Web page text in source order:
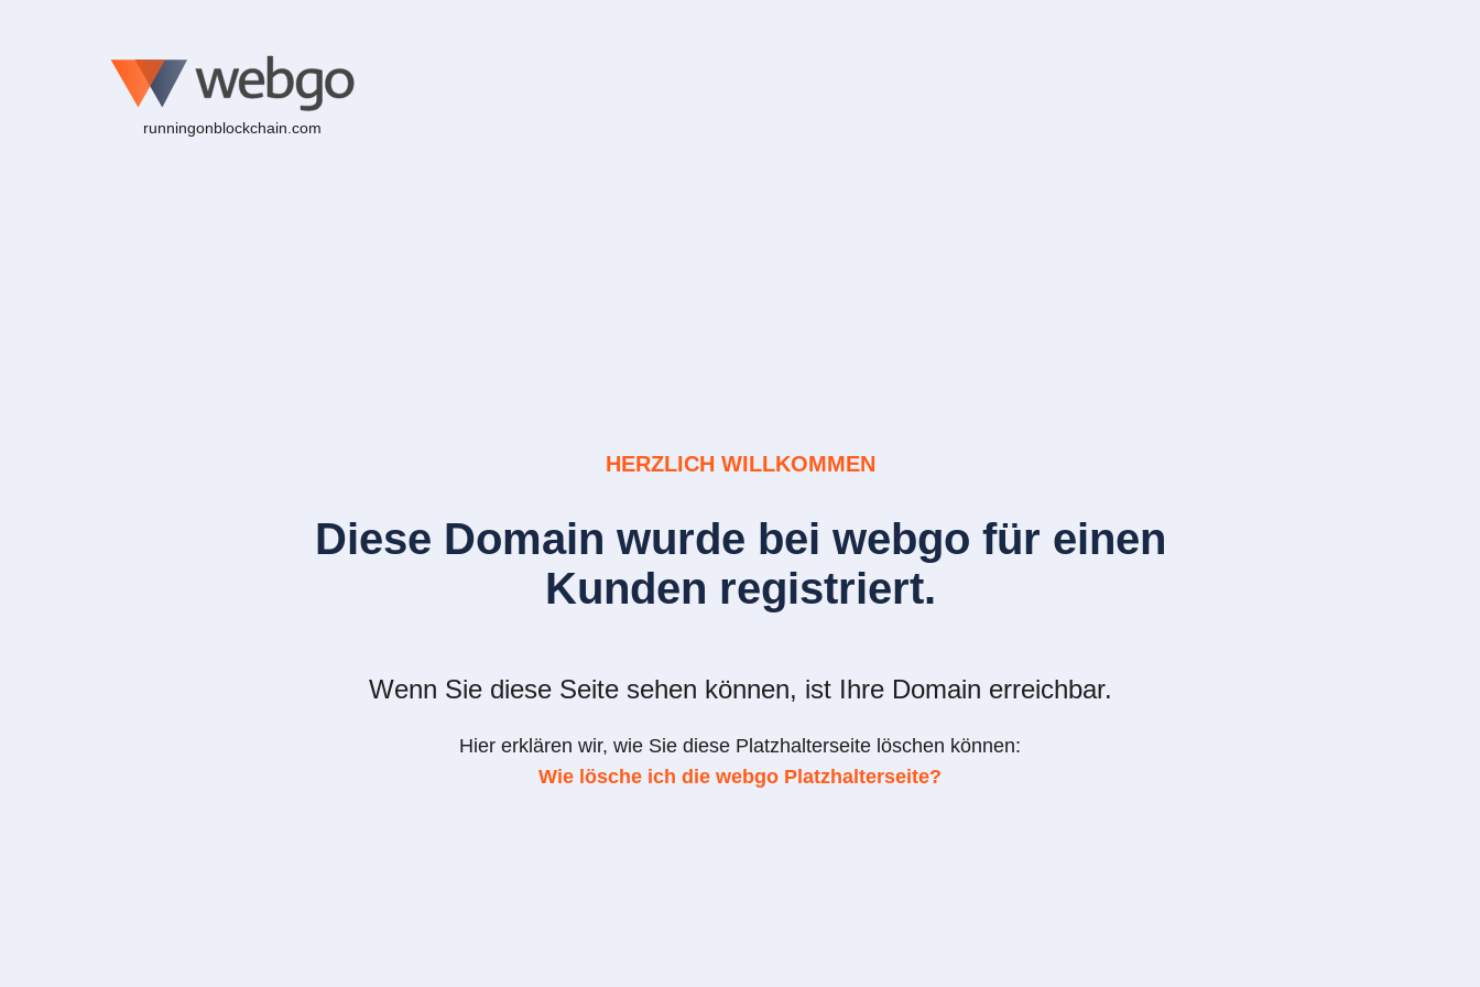
runningonblockchain.com
HERZLICH WILLKOMMEN
Diese Domain wurde bei webgo für einen
Kunden registriert.
Wenn Sie diese Seite sehen können, ist Ihre Domain erreichbar.
Hier erklären wir, wie Sie diese Platzhalterseite löschen können:
Wie lösche ich die webgo Platzhalterseite?